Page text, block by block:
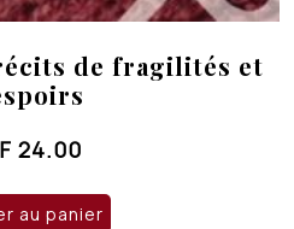
de fragilités et
24.00
au panier